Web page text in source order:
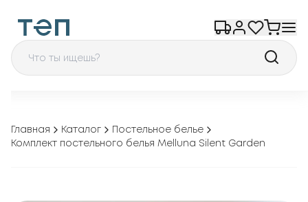
Главная Каталог
Постельное белье
Комплект постельного белья Melluna Silent Garden